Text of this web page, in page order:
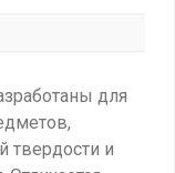
для
твердости и